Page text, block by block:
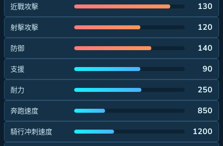
近戰攻擊 130
射擊攻擊 120
防御 140
支援 90
耐力 250
奔跑速度 850
騎行冲刺速度 1200